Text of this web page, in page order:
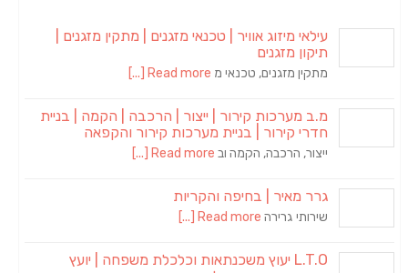
עילאי מיזוג אוויר | טכנאי מזגנים | מתקין מזגנים |
תיקון מזגנים
מתקין מזגנים, טכנאי מ Read more [...]
מ.ב מערכות קירור | ייצור | הרכבה | הקמה | בניית
חדרי קירור | בניית מערכות קירור והקפאה
ייצור, הרכבה, הקמה וב Read more [...]
גרר מאיר | בחיפה והקריות
שירותי גרירה Read more [...]
L.T.O יעוץ משכנתאות וכלכלת משפחה | יועץ